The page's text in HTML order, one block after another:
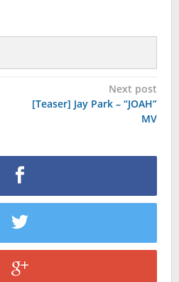
Next post
[Teaser] Jay Park – “JOAH”
MV